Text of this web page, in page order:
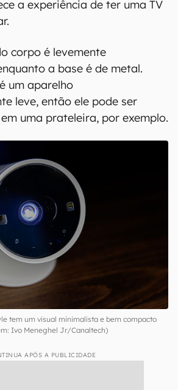
a experiência de ter uma TV
corpo é levemente
a base é de metal.
um aparelho
leve, então ele pode ser
uma prateleira, por exemplo.
tem um visual minimalista e bem compacto
Ivo Meneghel Jr/Canaltech)
APÓS A PUBLICIDADE